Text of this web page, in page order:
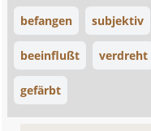
befangen subjektiv
beeinflußt verdreht
gefärbt